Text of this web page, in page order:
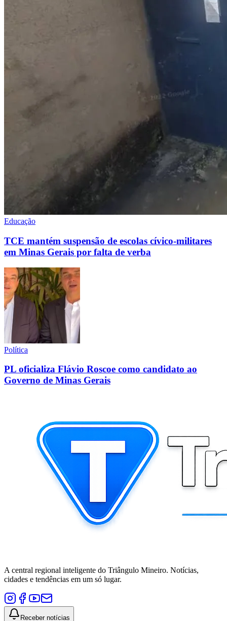
Educação
TCE mantém suspensão de escolas cívico-militares
em Minas Gerais por falta de verba
Política
PL oficializa Flávio Roscoe como candidato ao
Governo de Minas Gerais
A central regional inteligente do Triângulo Mineiro. Notícias,
cidades e tendências em um só lugar.
Receber notícias